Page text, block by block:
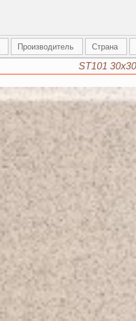
Производитель Страна
ST101